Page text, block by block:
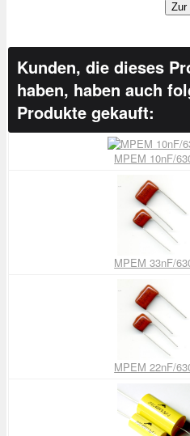
Zur
Kunden, die dieses
haben, haben auch
Produkte gekauft:
MPEM 10nF/
MPEM 33nF/
MPEM 22nF/